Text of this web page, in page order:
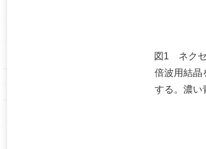
図1 ネクセ
倍波用結晶
する。濃い